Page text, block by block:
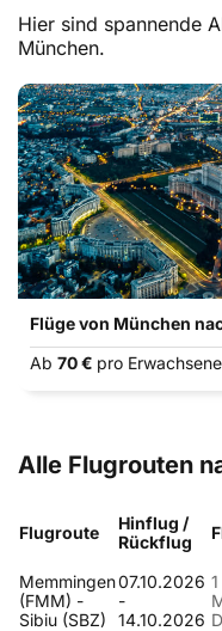
Hier sind spannende
München.
Flüge von München
Ab 70 € pro
Alle Flugrouten
Flugroute
Hinflug /
Rückflug
Memmingen
(FMM) -
Sibiu (SBZ)
07.10.2026
-
14.10.2026